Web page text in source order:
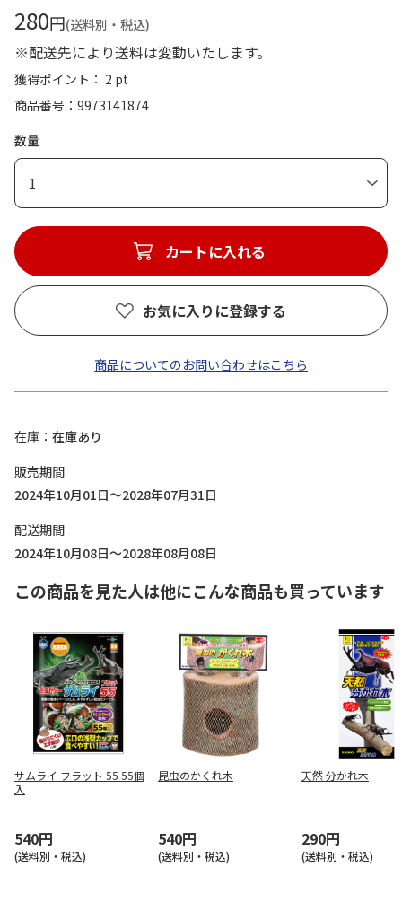
280円(送料別・税込)
※配送先により送料は変動いたします。
獲得ポイント： 2 pt
商品番号
9973141874
数量
1
カートに入れる
お気に入りに登録する
商品についてのお問い合わせはこちら
在庫
在庫あり
販売期間
2024年10月01日～2028年07月31日
配送期間
2024年10月08日～2028年08月08日
この商品を見た人は他にこんな商品も買っています
サムライ フラット 55 55個
入
540円
(送料別・税込)
昆虫のかくれ木
540円
(送料別・税込)
天然 分かれ木
290円
(送料別・税込)